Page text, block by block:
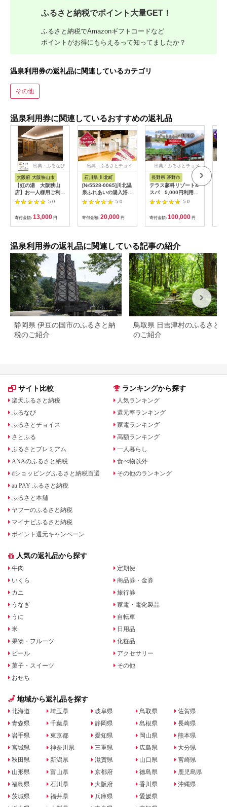
ふるさと納税でポイント大量GET！
ふるさと納税でAmazonギフトコードなど
ポイントがお得にもらえるって知ってましたか？
温泉利用券の返礼品に関連しているカテゴリ
その他
温泉利用券に関連しているおすすめの返礼品
出典：ふるなび
大阪府 大阪狭山市
【虹の湯 大阪狭山
店】お一人様用ご利用
券（5枚） No.125
5.0
寄付金額: 13,000 円
出典：ふるさとチョイ
石川県 川北町
[№5528-0065]川北温
泉ふれあいの湯入浴御
招待券20枚
5.0
寄付金額: 20,000 円
出典：ふるさとチョイ
長野県 茅野市
テラス蓼科リゾート&
スパ 5,000円利用券
×6枚【1416512】
5.0
寄付金額: 100,000 円
温泉利用券の返礼品に関連している記事の紹介
静岡県 伊豆の国市のふるさと納
税のご紹介
鳥取県 日吉津村のふるさと
のご紹介
サイト比較
楽天ふるさと納税
ふるなび
ふるさとチョイス
さとふる
ふるさとプレミアム
ANAのふるさと納税
dショッピングふるさと納税百選
au PAY ふるさと納税
ふるさと本舗
ヤフーのふるさと納税
マイナビふるさと納税
ポイント還元キャンペーン
ランキングから探す
人気ランキング
還元率ランキング
家電ランキング
高額ランキング
一人暮らし
食べ物以外
その他のランキング
人気の返礼品から探す
牛肉
いくら
カニ
うなぎ
うに
米
果物・フルーツ
ビール
菓子・スイーツ
おせち
定期便
商品券・金券
旅行券
家電・電化製品
自転車
日用品
化粧品
アクセサリー
その他
地域から返礼品を探す
北海道
青森県
岩手県
宮城県
秋田県
山形県
福島県
茨城県
埼玉県
千葉県
東京都
神奈川県
新潟県
富山県
石川県
福井県
岐阜県
静岡県
愛知県
三重県
滋賀県
京都府
大阪府
兵庫県
鳥取県
島根県
岡山県
広島県
山口県
徳島県
香川県
愛媛県
佐賀県
長崎県
熊本県
大分県
宮崎県
鹿児島県
沖縄県